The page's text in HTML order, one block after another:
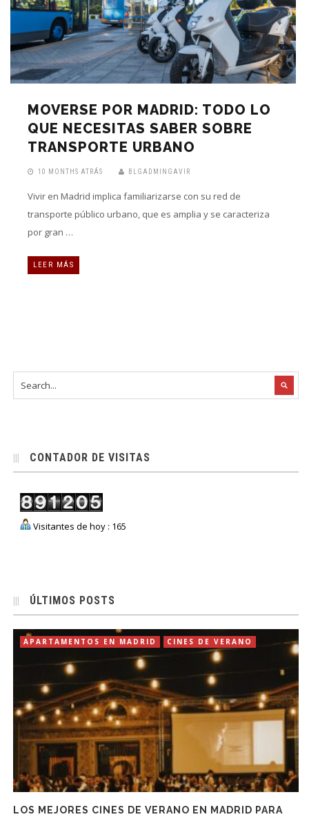
MOVERSE POR MADRID: TODO LO
QUE NECESITAS SABER SOBRE
TRANSPORTE URBANO
10 MONTHS ATRÁS BLGADMINGAVIR
Vivir en Madrid implica familiarizarse con su red de
transporte público urbano, que es amplia y se caracteriza
por gran …
LEER MÁS
CONTADOR DE VISITAS
Visitantes de hoy : 165
ÚLTIMOS POSTS
APARTAMENTOS EN MADRID CINES DE VERANO
LOS MEJORES CINES DE VERANO EN MADRID PARA